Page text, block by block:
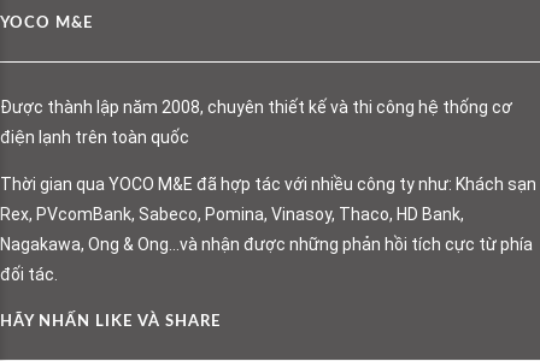
YOCO M&E
Được thành lập năm 2008, chuyên thiết kế và thi công hệ thống cơ
điện lạnh trên toàn quốc
Thời gian qua YOCO M&E đã hợp tác với nhiều công ty như: Khách sạn
Rex, PVcomBank, Sabeco, Pomina, Vinasoy, Thaco, HD Bank,
Nagakawa, Ong & Ong…và nhận được những phản hồi tích cực từ phía
đối tác.
HÃY NHẤN LIKE VÀ SHARE